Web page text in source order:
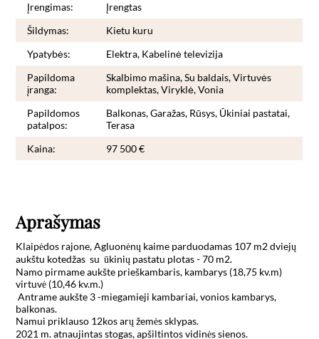
Įrengimas:
Įrengtas
Šildymas:
Kietu kuru
Ypatybės:
Elektra, Kabelinė televizija
Papildoma
įranga:
Skalbimo mašina, Su baldais, Virtuvės
komplektas, Viryklė, Vonia
Papildomos
patalpos:
Balkonas, Garažas, Rūsys, Ūkiniai pastatai,
Terasa
Kaina:
97 500 €
Aprašymas
Klaipėdos rajone, Agluonėnų kaime parduodamas 107 m2 dviejų
aukštu kotedžas  su  ūkinių pastatu plotas - 70 m2.
Namo pirmame aukšte prieškambaris, kambarys (18,75 kv.m)
virtuvė (10,46 kv.m.)
Antrame aukšte 3 -miegamieji kambariai, vonios kambarys,
balkonas.
Namui priklauso 12kos arų žemės sklypas.
2021 m. atnaujintas stogas, apšiltintos vidinės sienos.